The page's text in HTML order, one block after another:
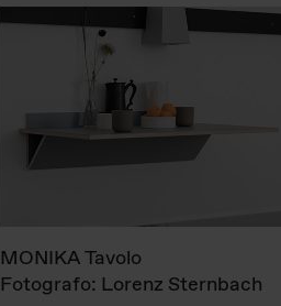
MONIKA Tavolo
Fotografo: Lorenz Sternbach